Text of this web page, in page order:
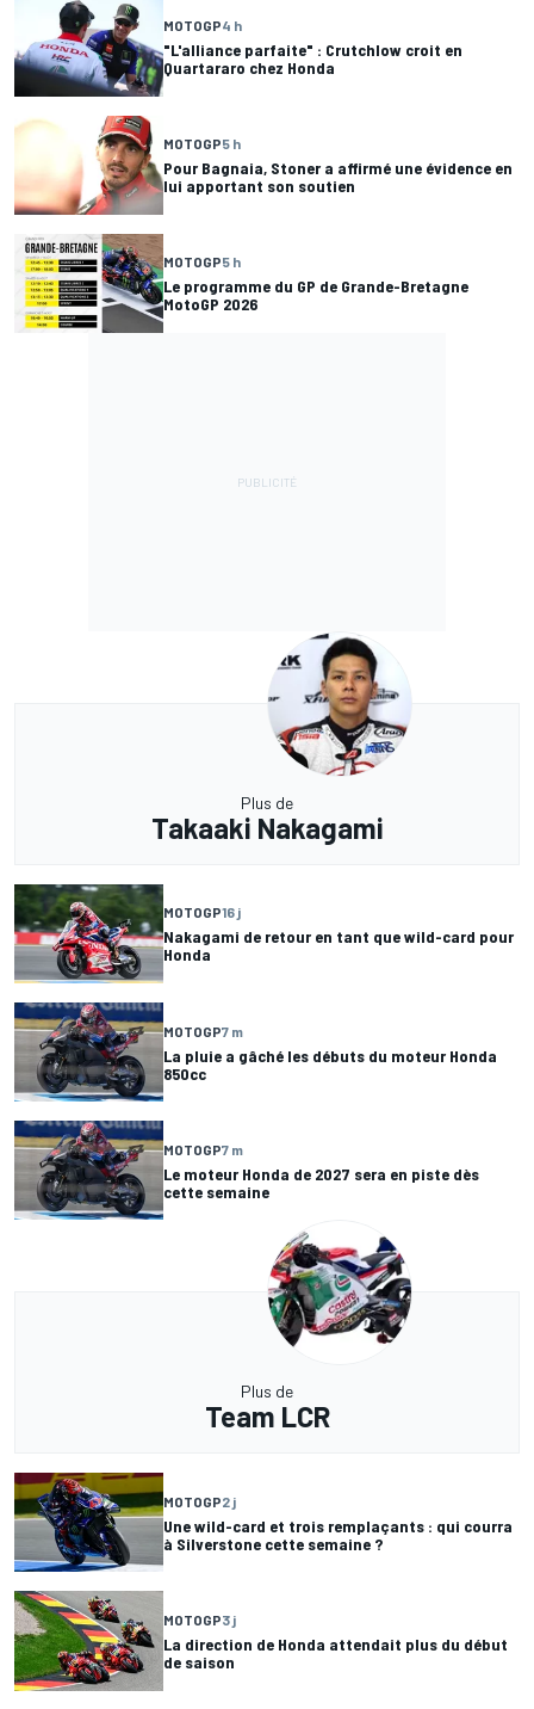
MOTOGP4 h
"L'alliance parfaite" : Crutchlow croit en
Quartararo chez Honda
MOTOGP5 h
Pour Bagnaia, Stoner a affirmé une évidence en
lui apportant son soutien
MOTOGP5 h
Le programme du GP de Grande-Bretagne
MotoGP 2026
Plus de
Takaaki Nakagami
MOTOGP16 j
Nakagami de retour en tant que wild-card pour
Honda
MOTOGP7 m
La pluie a gâché les débuts du moteur Honda
850cc
MOTOGP7 m
Le moteur Honda de 2027 sera en piste dès
cette semaine
Plus de
Team LCR
MOTOGP2 j
Une wild-card et trois remplaçants : qui courra
à Silverstone cette semaine ?
MOTOGP3 j
La direction de Honda attendait plus du début
de saison